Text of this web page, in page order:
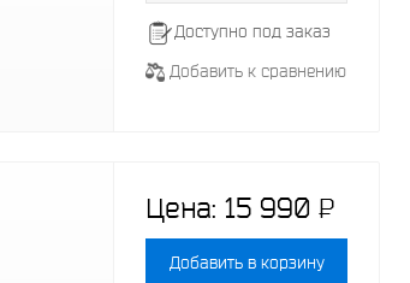
Доступно под заказ
Добавить к сравнению
Цена: 15 990 P
-
Добавить в корзину